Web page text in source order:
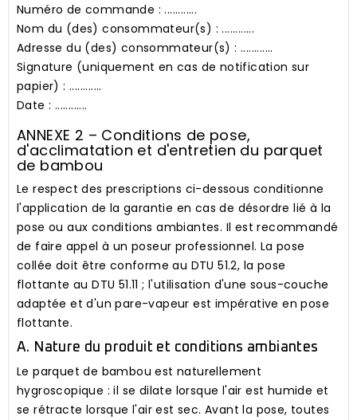
Numéro de commande : ............
Nom du (des) consommateur(s) : ............
Adresse du (des) consommateur(s) : ............
Signature (uniquement en cas de notification sur
papier) : ............
Date : ............
ANNEXE 2 – Conditions de pose,
d'acclimatation et d'entretien du parquet
de bambou
Le respect des prescriptions ci-dessous conditionne
l'application de la garantie en cas de désordre lié à la
pose ou aux conditions ambiantes. Il est recommandé
de faire appel à un poseur professionnel. La pose
collée doit être conforme au DTU 51.2, la pose
flottante au DTU 51.11 ; l'utilisation d'une sous-couche
adaptée et d'un pare-vapeur est impérative en pose
flottante.
A. Nature du produit et conditions ambiantes
Le parquet de bambou est naturellement
hygroscopique : il se dilate lorsque l'air est humide et
se rétracte lorsque l'air est sec. Avant la pose, toutes